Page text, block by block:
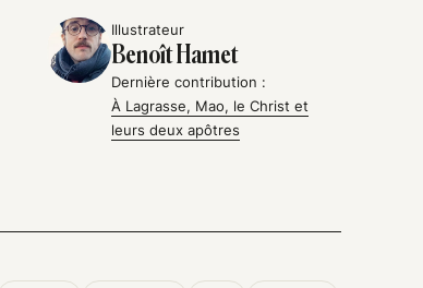
Illustrateur
Benoît Hamet
Dernière contribution :
À Lagrasse, Mao, le Christ et
leurs deux apôtres